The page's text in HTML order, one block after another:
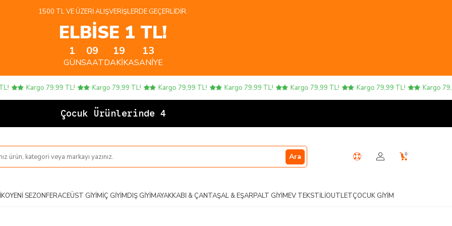
1500 TL VE ÜZERI ALIŞVERIŞLERDE GEÇERLIDIR.
ELBİSE 1 TL!
1
GÜN
09
SAAT
19
DAKIKA
13
SANIYE
Kargo 79,99 TL! Kargo 79,99 TL! Kargo 79,99 TL! Kargo 79,99 TL! Kargo 79,99 TL! Kargo 79,99 TL! Kargo 79,99
Çocuk Ürünlerinde 4 AL 3
Ara 0
YENI SEZONFERACEÜST GIYIMİÇ GIYIMDIŞ GIYIMAYAKKABI & ÇANTAŞAL & EŞARPALT GIYIMEV TEKSTILIOUTLETÇOCUK GIYIM